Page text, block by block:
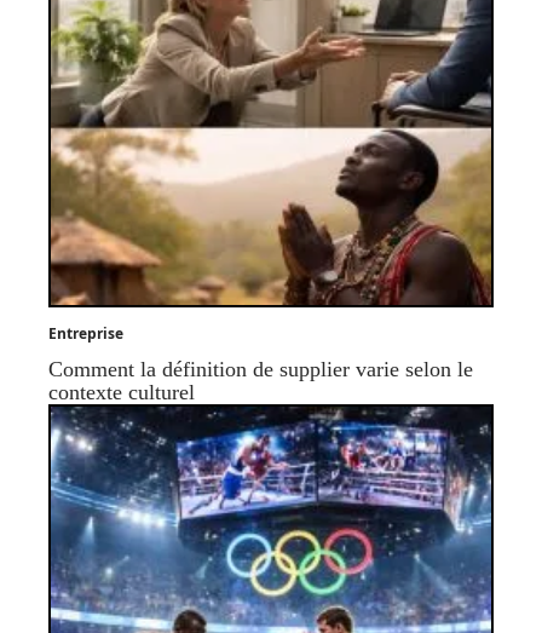
Entreprise
Comment la définition de supplier varie selon le
contexte culturel